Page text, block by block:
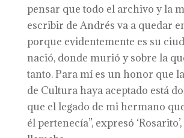
pensar que todo el archivo y la
escribir de Andrés va a quedar
porque evidentemente es su
nació, donde murió y sobre la
tanto. Para mí es un honor que
de Cultura haya aceptado está
que el legado de mi hermano
él pertenecía”, expresó